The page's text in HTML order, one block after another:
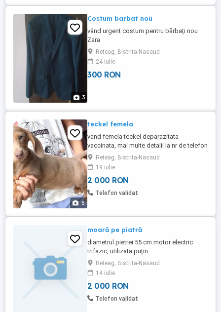
3
Costum barbat nou
vând urgent costum pentru bărbați nou
Zara
Reteag, Bistrita-Nasaud
24 iulie
300 RON
5
teckel femela
vand femela teckel deparazitata
vaccinata, mai multe detalii la nr de telefon
Reteag, Bistrita-Nasaud
19 iulie
2 000 RON
Telefon validat
moară pe piatră
diametrul pietrei 55 cm.motor electric
trifazic, utilizata puțin
Reteag, Bistrita-Nasaud
14 iulie
2 000 RON
Telefon validat